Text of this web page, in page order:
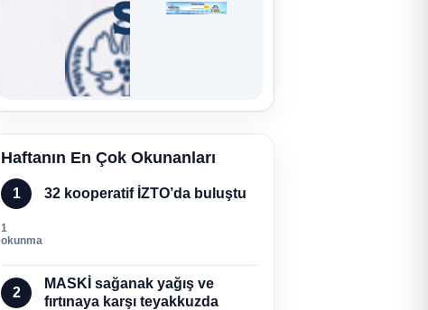
Haftanın En Çok Okunanları
1 32 kooperatif İZTO’da buluştu
1
okunma
2
MASKİ sağanak yağış ve
fırtınaya karşı teyakkuzda